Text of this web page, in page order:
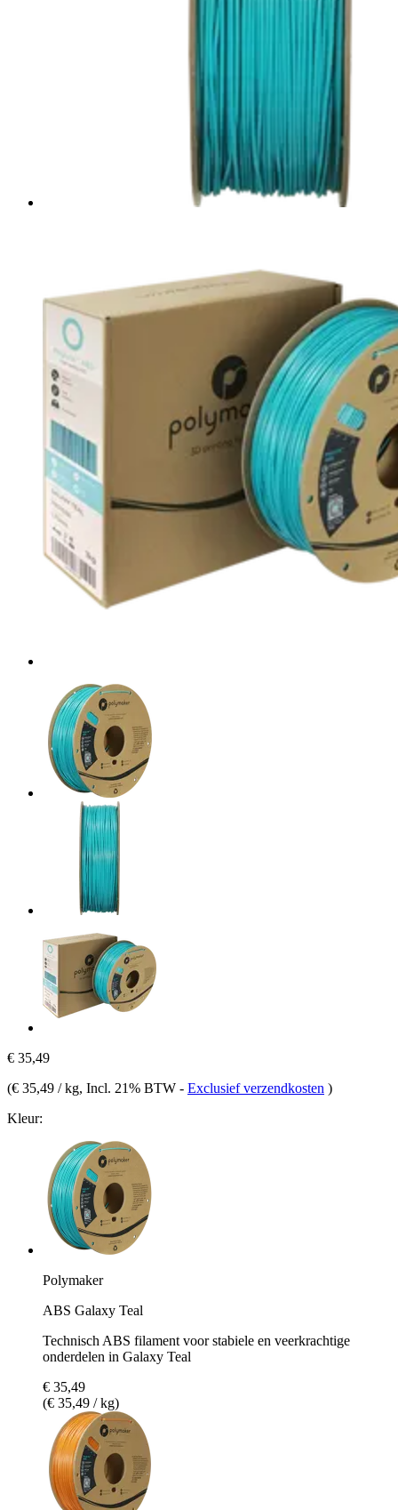
€ 35,49
(€ 35,49 / kg, Incl. 21% BTW - Exclusief verzendkosten )
Kleur:
Polymaker
ABS Galaxy Teal
Technisch ABS filament voor stabiele en veerkrachtige
onderdelen in Galaxy Teal
€ 35,49
(€ 35,49 / kg)